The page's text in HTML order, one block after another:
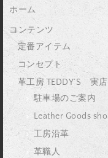
ホーム
コンテンツ
定番アイテム
コンセプト
革工房 TEDDY’S 実
駐車場のご案内
Leather Goods
工房沿革
革職人